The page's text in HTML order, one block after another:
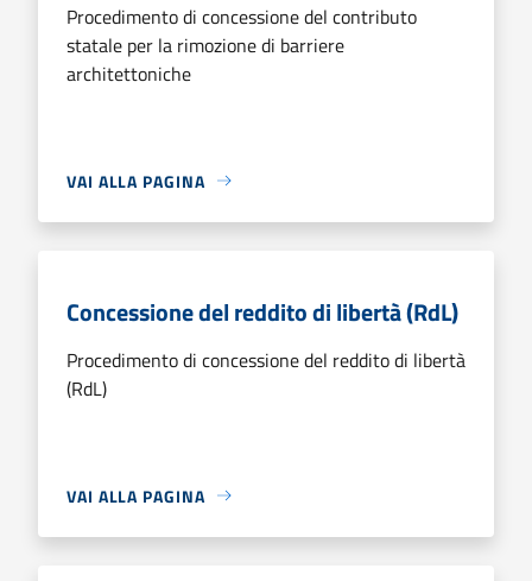
Procedimento di concessione del contributo
statale per la rimozione di barriere
architettoniche
VAI ALLA PAGINA
Concessione del reddito di libertà (RdL)
Procedimento di concessione del reddito di libertà
(RdL)
VAI ALLA PAGINA